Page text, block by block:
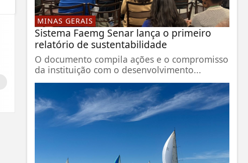
MINAS GERAIS
Sistema Faemg Senar lança o primeiro
relatório de sustentabilidade
O documento compila ações e o compromisso
da instituição com o desenvolvimento...